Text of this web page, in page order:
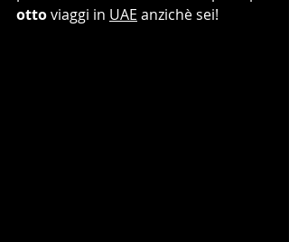
otto viaggi in UAE anzichè sei!